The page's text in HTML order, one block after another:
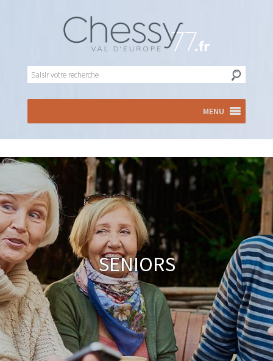
MENU
Seniors